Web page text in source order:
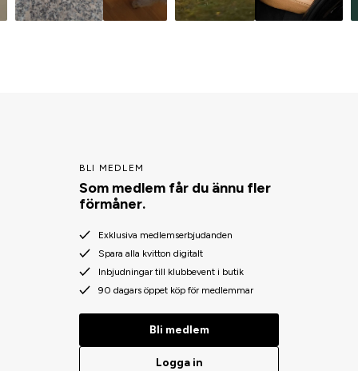
BLI MEDLEM
Som medlem får du ännu fler
förmåner.
Exklusiva medlemserbjudanden
Spara alla kvitton digitalt
Inbjudningar till klubbevent i butik
90 dagars öppet köp för medlemmar
Bli medlem
Logga in